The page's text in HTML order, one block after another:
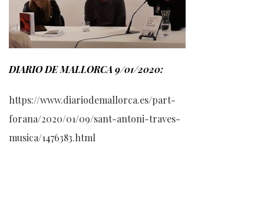
DIARIO DE MALLORCA 9/01/2020:
https://www.diariodemallorca.es/part-
forana/2020/01/09/sant-antoni-traves-
musica/1476383.html